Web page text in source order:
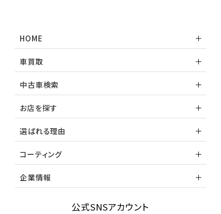
HOME
車買取
中古車検索
お店を探す
選ばれる理由
コーティング
企業情報
公式SNSアカウント